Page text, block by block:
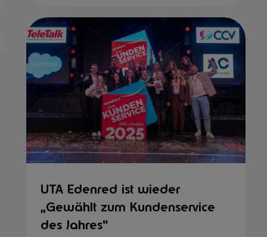
UTA Edenred ist wieder
„Gewählt zum Kundenservice
des Jahres“